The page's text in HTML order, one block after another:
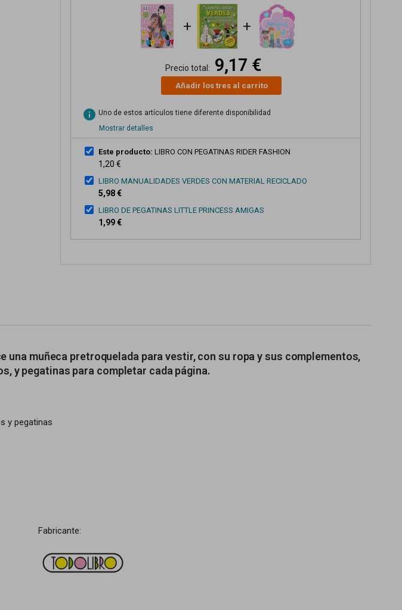
+ +
Precio total: 9,17 €
Añadir los tres al carrito
info Uno de estos artículos tiene diferente disponibilidad
Mostrar detalles
Este producto: LIBRO CON PEGATINAS RIDER FASHION
1,20 €
LIBRO MANUALIDADES VERDES CON MATERIAL RECICLADO
5,98 €
LIBRO DE PEGATINAS LITTLE PRINCESS AMIGAS
1,99 €
muñeca pretroquelada para vestir, con su ropa y sus complementos,
y pegatinas para completar cada página.
y pegatinas
Fabricante: